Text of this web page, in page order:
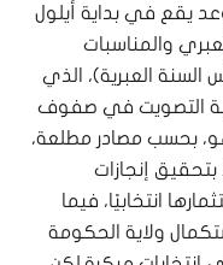
يقع في بداية أيلول
والمناسبات
السنة العبرية)، الذي
التصويت في صفوف
بحسب مصادر مطلعة،
بتحقيق إنجازات
انتخابيًا، فيما
ولاية الحكومة